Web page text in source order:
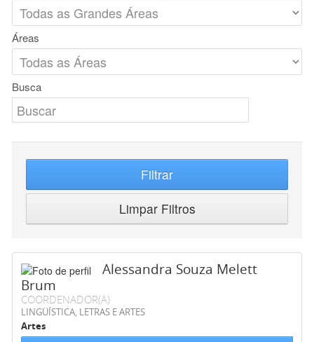
Áreas
Busca
Filtrar
Limpar Filtros
Alessandra Souza Melett
Brum
COORDENADOR(A)
LINGÜÍSTICA, LETRAS E ARTES
Artes